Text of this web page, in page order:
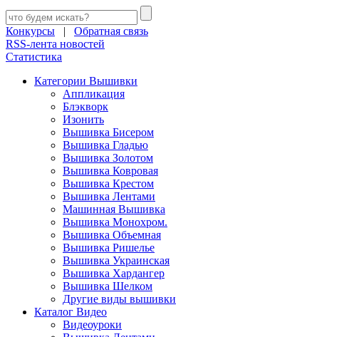
Конкурсы | Обратная связь
RSS-лента новостей
Статистика
Категории Вышивки
Аппликация
Блэкворк
Изонить
Вышивка Бисером
Вышивка Гладью
Вышивка Золотом
Вышивка Ковровая
Вышивка Крестом
Вышивка Лентами
Машинная Вышивка
Вышивка Монохром.
Вышивка Объемная
Вышивка Ришелье
Вышивка Украинская
Вышивка Хардангер
Вышивка Шелком
Другие виды вышивки
Каталог Видео
Видеоуроки